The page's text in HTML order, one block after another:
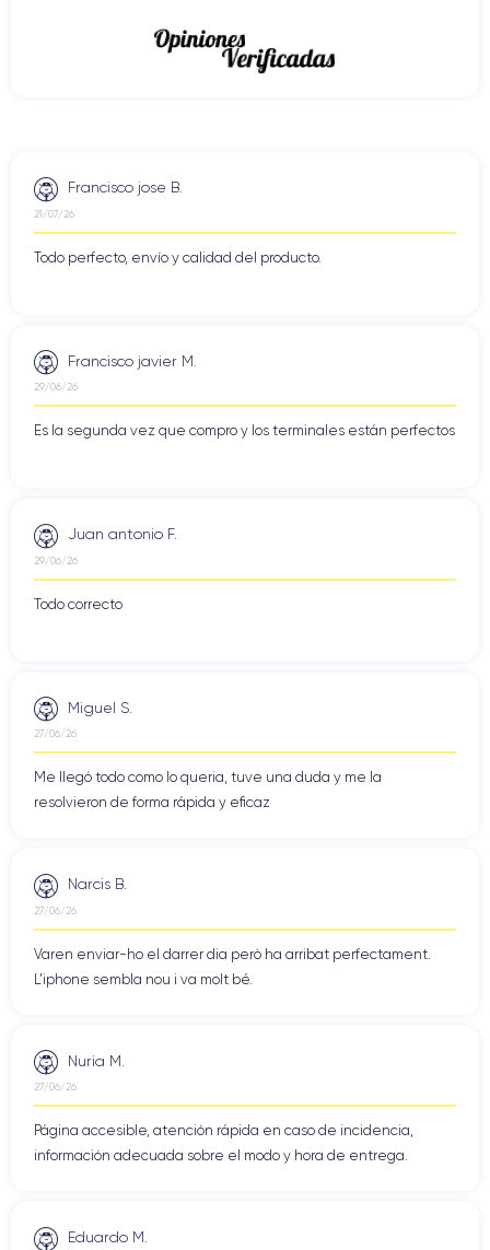
Francisco jose B.
21/07/26
Todo perfecto, envío y calidad del producto.
Francisco javier M.
29/06/26
Es la segunda vez que compro y los terminales están perfectos
Juan antonio F.
29/06/26
Todo correcto
Miguel S.
27/06/26
Me llegó todo como lo queria, tuve una duda y me la
resolvieron de forma rápida y eficaz
Narcis B.
27/06/26
Varen enviar-ho el darrer dia però ha arribat perfectament.
L'iphone sembla nou i va molt bé.
Nuria M.
27/06/26
Página accesible, atención rápida en caso de incidencia,
información adecuada sobre el modo y hora de entrega.
Eduardo M.